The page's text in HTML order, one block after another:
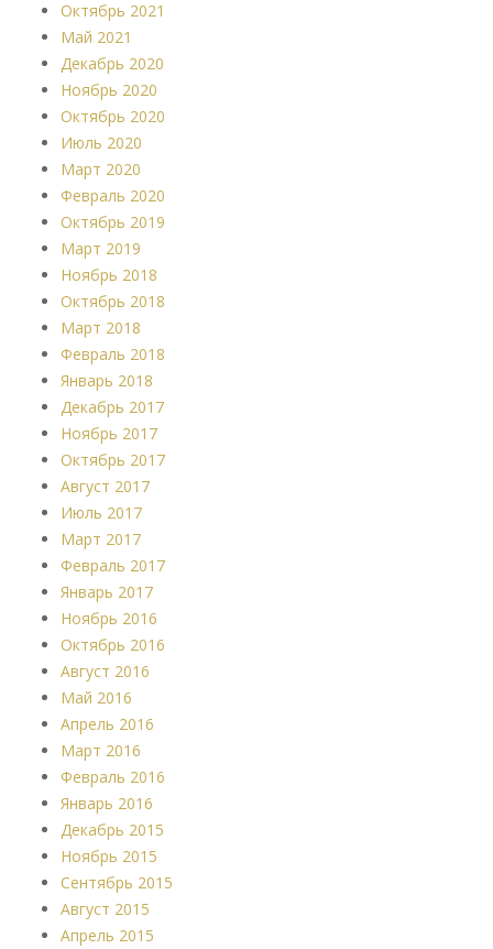
Октябрь 2021
Май 2021
Декабрь 2020
Ноябрь 2020
Октябрь 2020
Июль 2020
Март 2020
Февраль 2020
Октябрь 2019
Март 2019
Ноябрь 2018
Октябрь 2018
Март 2018
Февраль 2018
Январь 2018
Декабрь 2017
Ноябрь 2017
Октябрь 2017
Август 2017
Июль 2017
Март 2017
Февраль 2017
Январь 2017
Ноябрь 2016
Октябрь 2016
Август 2016
Май 2016
Апрель 2016
Март 2016
Февраль 2016
Январь 2016
Декабрь 2015
Ноябрь 2015
Сентябрь 2015
Август 2015
Апрель 2015